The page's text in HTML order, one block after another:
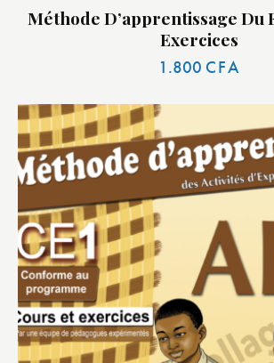
Méthode D’apprentissage Du
Exercices
1.800 CFA